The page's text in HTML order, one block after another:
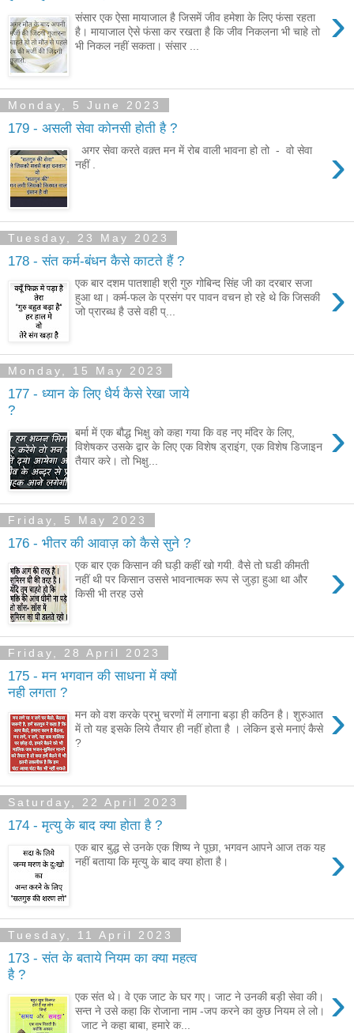
›
संसार एक ऐसा मायाजाल है जिसमें जीव हमेशा के लिए फंसा रहता
है। मायाजाल ऐसे फंसा कर रखता है कि जीव निकलना भी चाहे तो
भी निकल नहीं सकता। संसार ...
Monday, 5 June 2023
179 - असली सेवा कोनसी होती है ?
›
अगर सेवा करते वक़्त मन में रोब वाली भावना हो तो - वो सेवा
नहीं .
Tuesday, 23 May 2023
178 - संत कर्म-बंधन कैसे काटते हैं ?
›
एक बार दशम पातशाही श्री गुरु गोबिन्द सिंह जी का दरबार सजा
हुआ था। कर्म-फल के प्रसंग पर पावन वचन हो रहे थे कि जिसकी
जो प्रारब्ध है उसे वही प्...
Monday, 15 May 2023
177 - ध्यान के लिए धैर्य कैसे रेखा जाये
?
›
बर्मा में एक बौद्ध भिक्षु को कहा गया कि वह नए मंदिर के लिए,
विशेषकर उसके द्वार के लिए एक विशेष ड्राइंग, एक विशेष डिजाइन
तैयार करे। तो भिक्षु...
Friday, 5 May 2023
176 - भीतर की आवाज़ को कैसे सुने ?
›
एक बार एक किसान की घड़ी कहीं खो गयी. वैसे तो घडी कीमती
नहीं थी पर किसान उससे भावनात्मक रूप से जुड़ा हुआ था और
किसी भी तरह उसे
Friday, 28 April 2023
175 - मन भगवान की साधना में क्यों
नही लगता ?
›
मन को वश करके प्रभु चरणों में लगाना बड़ा ही कठिन है। शुरुआत
में तो यह इसके लिये तैयार ही नहीं होता है । लेकिन इसे मनाएं कैसे
?
Saturday, 22 April 2023
174 - मृत्यु के बाद क्या होता है ?
›
एक बार बुद्ध से उनके एक शिष्य ने पूछा, भगवन आपने आज तक यह
नहीं बताया कि मृत्यु के बाद क्या होता है।
Tuesday, 11 April 2023
173 - संत के बताये नियम का क्या महत्व
है ?
›
एक संत थे। वे एक जाट के घर गए। जाट ने उनकी बड़ी सेवा की।
सन्त ने उसे कहा कि रोजाना नाम -जप करने का कुछ नियम ले लो।
जाट ने कहा बाबा, हमारे क...